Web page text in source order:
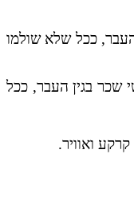
ככל שלא שולמו
שכר בגין העבר, ככל